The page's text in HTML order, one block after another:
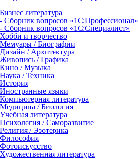
Бизнес литература
- Сборник вопросов «1С:Профессионал»
- Сборник вопросов «1С:Специалист»
Хобби и творчество
Мемуары / Биографии
Дизайн / Архитектура
Живопись / Графика
Кино / Музыка
Наука / Техника
История
Иностранные языки
Компьютерная литература
Медицина / Биология
Учебная литература
Психология / Саморазвитие
Религия / Эзотерика
Философия
Фотоискусство
Художественная литература